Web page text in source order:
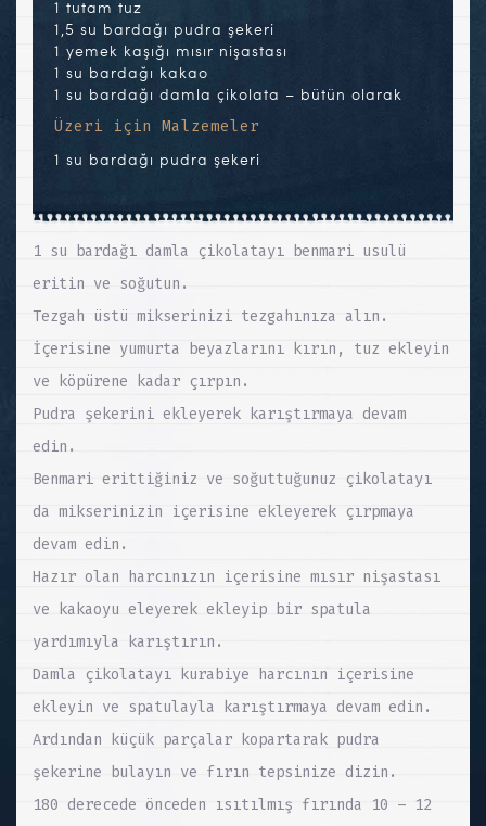
1 tutam tuz
1,5 su bardağı pudra şekeri
1 yemek kaşığı mısır nişastası
1 su bardağı kakao
1 su bardağı damla çikolata – bütün olarak
Üzeri için Malzemeler
1 su bardağı pudra şekeri
1 su bardağı damla çikolatayı benmari usulü
eritin ve soğutun.
Tezgah üstü mikserinizi tezgahınıza alın.
İçerisine yumurta beyazlarını kırın, tuz ekleyin
ve köpürene kadar çırpın.
Pudra şekerini ekleyerek karıştırmaya devam
edin.
Benmari erittiğiniz ve soğuttuğunuz çikolatayı
da mikserinizin içerisine ekleyerek çırpmaya
devam edin.
Hazır olan harcınızın içerisine mısır nişastası
ve kakaoyu eleyerek ekleyip bir spatula
yardımıyla karıştırın.
Damla çikolatayı kurabiye harcının içerisine
ekleyin ve spatulayla karıştırmaya devam edin.
Ardından küçük parçalar kopartarak pudra
şekerine bulayın ve fırın tepsinize dizin.
180 derecede önceden ısıtılmış fırında 10 – 12